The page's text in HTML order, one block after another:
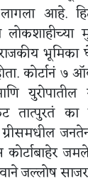
आहे.
भूमिका
कोर्टानं ७
युरोपातील
तात्पुरतं
ग्रीसमधील
कोर्टाबाहेर
जल्लोष